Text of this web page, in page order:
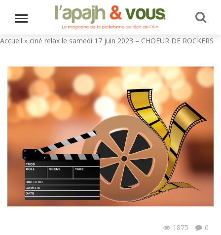
Accueil » ciné relax le samedi 17 juin 2023 – CHOEUR DE ROCKERS
1875 0